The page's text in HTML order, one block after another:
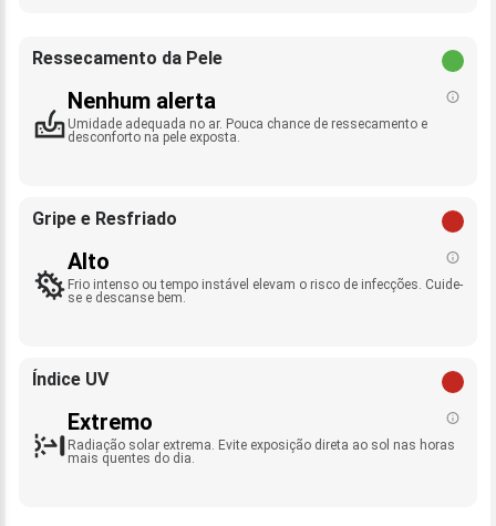
Ressecamento da Pele
Nenhum alerta
Umidade adequada no ar. Pouca chance de ressecamento e
desconforto na pele exposta.
Gripe e Resfriado
Alto
Frio intenso ou tempo instável elevam o risco de infecções. Cuide-
se e descanse bem.
Índice UV
Extremo
Radiação solar extrema. Evite exposição direta ao sol nas horas
mais quentes do dia.